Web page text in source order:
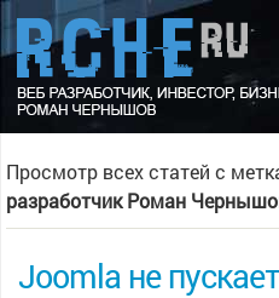
Просмотр всех статей с
разработчик Роман
Joomla не